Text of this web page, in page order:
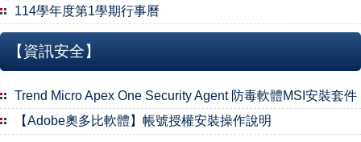
114學年度第1學期行事曆
【資訊安全】
Trend Micro Apex One Security Agent 防毒軟體MSI安裝套件
【Adobe奧多比軟體】帳號授權安裝操作說明